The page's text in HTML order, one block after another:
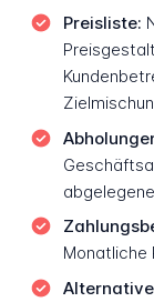
Preisliste:
Monatliche